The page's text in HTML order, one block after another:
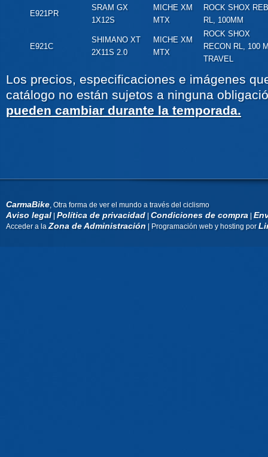
E921PR
SRAM GX
1X12S
MICHE XM
MTX
ROCK SHOX
RL, 100MM
E921C
SHIMANO XT
2X11S 2.0
MICHE XM
MTX
ROCK SHOX
RECON RL, 100
TRAVEL
Los precios, especificaciones e imágenes
catálogo no están sujetos a ninguna
pueden cambiar durante la temporada.
CarmaBike, Otra forma de ver el mundo a través del ciclismo
Aviso legal|Política de privacidad|Condiciones de compra|
Acceder a la Zona de Administración| Programación web y hosting por